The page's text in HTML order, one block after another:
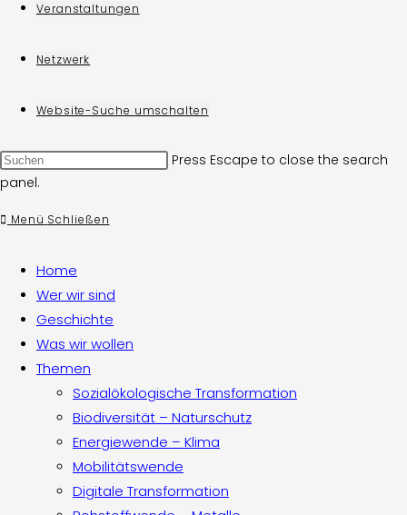
Veranstaltungen
Netzwerk
Website-Suche umschalten
Press Escape to close the search
panel.
Menü Schließen
Home
Wer wir sind
Geschichte
Was wir wollen
Themen
Sozialökologische Transformation
Biodiversität – Naturschutz
Energiewende – Klima
Mobilitätswende
Digitale Transformation